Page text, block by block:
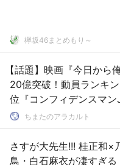
欅坂46まとめもり～
【話題】映画『今日から
20億突破！動員ランキ
位『コンフィデンスマン
タート！！！
ちまたのアラカルト
さすが大先生!!! 桂正和×
鳥・白石麻衣が凄すぎる